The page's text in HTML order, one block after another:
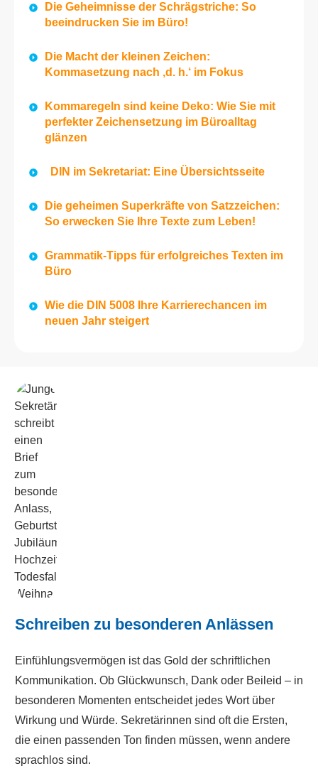
Die Geheimnisse der Schrägstriche: So
beeindrucken Sie im Büro!
Die Macht der kleinen Zeichen:
Kommasetzung nach ‚d. h.‘ im Fokus
Kommaregeln sind keine Deko: Wie Sie mit
perfekter Zeichensetzung im Büroalltag
glänzen
DIN im Sekretariat: Eine Übersichtsseite
Die geheimen Superkräfte von Satzzeichen:
So erwecken Sie Ihre Texte zum Leben!
Grammatik-Tipps für erfolgreiches Texten im
Büro
Wie die DIN 5008 Ihre Karrierechancen im
neuen Jahr steigert
Schreiben zu besonderen Anlässen
Einfühlungsvermögen ist das Gold der schriftlichen
Kommunikation. Ob Glückwunsch, Dank oder Beileid – in
besonderen Momenten entscheidet jedes Wort über
Wirkung und Würde. Sekretärinnen sind oft die Ersten,
die einen passenden Ton finden müssen, wenn andere
sprachlos sind.